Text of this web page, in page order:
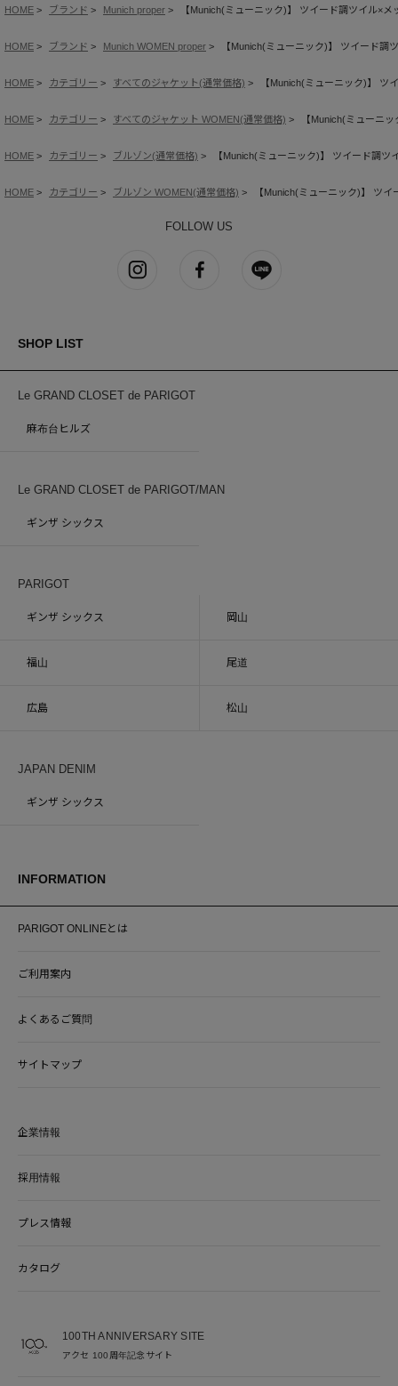
HOME ブランド Munich proper 【Munich(ミューニック)】 ツイード調ツイル×
HOME ブランド Munich WOMEN proper 【Munich(ミューニック)】 ツイード調
HOME カテゴリー すべてのジャケット(通常価格) 【Munich(ミューニック)】 ツ
HOME カテゴリー すべてのジャケット WOMEN(通常価格) 【Munich(ミューニ
HOME カテゴリー ブルゾン(通常価格) 【Munich(ミューニック)】 ツイード調
HOME カテゴリー ブルゾン WOMEN(通常価格) 【Munich(ミューニック)】 ツ
FOLLOW US
SHOP LIST
Le GRAND CLOSET de PARIGOT
麻布台ヒルズ
Le GRAND CLOSET de PARIGOT/MAN
ギンザ シックス
PARIGOT
ギンザ シックス 岡山
福山 尾道
広島 松山
JAPAN DENIM
ギンザ シックス
INFORMATION
PARIGOT ONLINEとは
ご利用案内
よくあるご質問
サイトマップ
企業情報
採用情報
プレス情報
カタログ
100TH ANNIVERSARY SITE
アクセ 100周年記念サイト